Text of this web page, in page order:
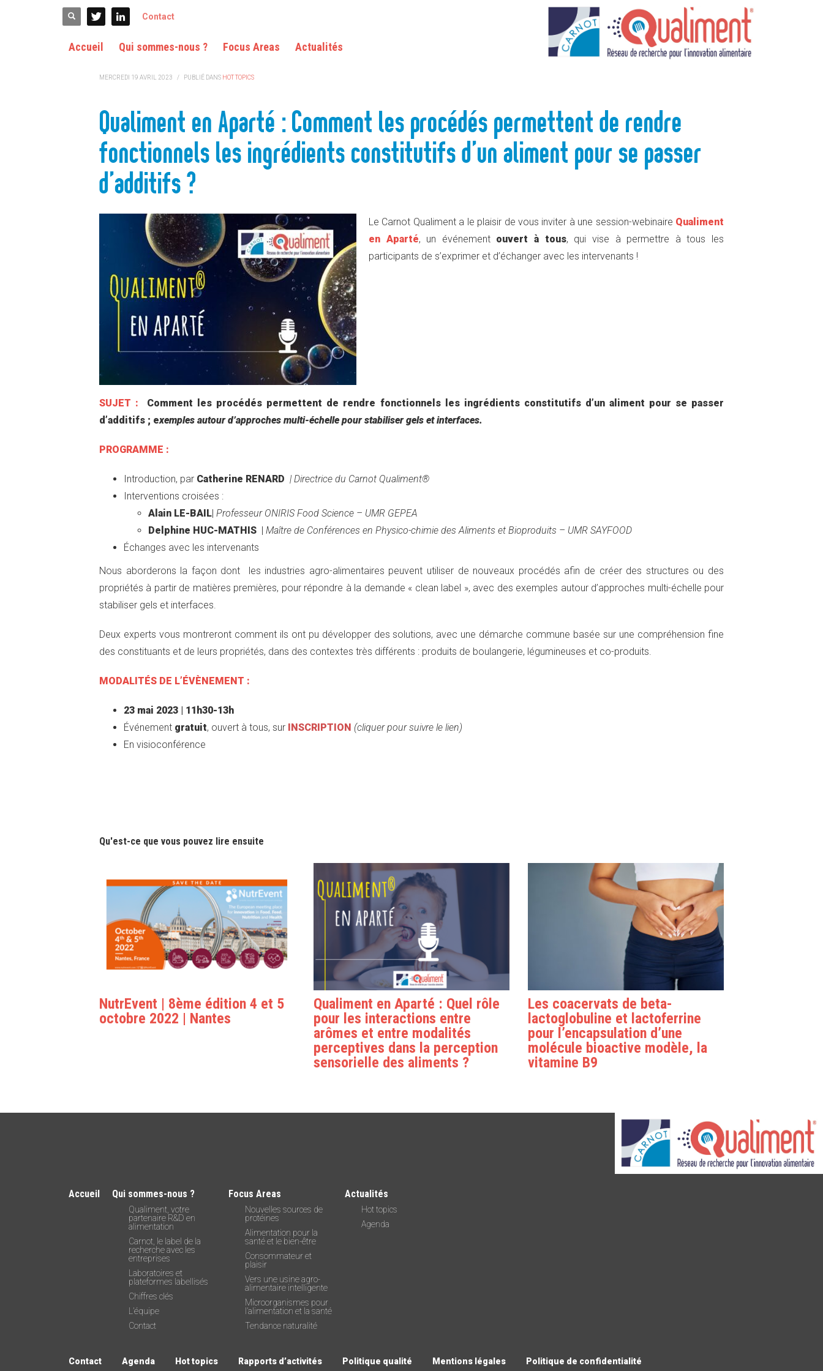
Contact
Accueil Qui sommes-nous ? Focus Areas Actualités
ACCUEIL HOT TOPICS QUALIMENT EN APARTÉ : COMMENT LES PROCÉDÉS PERMETTENT DE RENDRE FONCTIONNELS LES INGRÉDIENTS CONSTITUTIFS D’UN ALIMENT POUR SE PASSER D’ADDITIFS ?
MERCREDI 19 AVRIL 2023 / PUBLIÉ DANS HOT TOPICS
Qualiment en Aparté : Comment les procédés permettent de rendre
fonctionnels les ingrédients constitutifs d’un aliment pour se passer
d’additifs ?
Le Carnot Qualiment a le plaisir de vous inviter à une session-webinaire Qualiment
en Aparté, un événement ouvert à tous, qui vise à permettre à tous les
participants de s’exprimer et d’échanger avec les intervenants !
SUJET :
Comment les procédés permettent de rendre fonctionnels les ingrédients constitutifs d’un aliment pour se passer
d’additifs ; exemples autour d’approches multi-échelle pour stabiliser gels et interfaces.
PROGRAMME :
Introduction, par Catherine RENARD | Directrice du Carnot Qualiment®
Interventions croisées :
Alain LE-BAIL| Professeur ONIRIS Food Science – UMR GEPEA
Delphine HUC-MATHIS | Maître de Conférences en Physico-chimie des Aliments et Bioproduits – UMR SAYFOOD
Échanges avec les intervenants
Nous aborderons la façon dont les industries agro-alimentaires peuvent utiliser de nouveaux procédés afin de créer des structures ou des
propriétés à partir de matières premières, pour répondre à la demande « clean label », avec des exemples autour d’approches multi-échelle pour
stabiliser gels et interfaces.
Deux experts vous montreront comment ils ont pu développer des solutions, avec une démarche commune basée sur une compréhension fine
des constituants et de leurs propriétés, dans des contextes très différents : produits de boulangerie, légumineuses et co-produits.
MODALITÉS DE L’ÉVÈNEMENT :
23 mai 2023 | 11h30-13h
Événement gratuit, ouvert à tous, sur INSCRIPTION (cliquer pour suivre le lien)
En visioconférence
Qu'est-ce que vous pouvez lire ensuite
NutrEvent | 8ème édition 4 et 5
octobre 2022 | Nantes
Qualiment en Aparté : Quel rôle
pour les interactions entre
arômes et entre modalités
perceptives dans la perception
sensorielle des aliments ?
Les coacervats de beta-
lactoglobuline et lactoferrine
pour l’encapsulation d’une
molécule bioactive modèle, la
vitamine B9
Accueil Qui sommes-nous ?
Qualiment, votre
partenaire R&D en
alimentation
Carnot, le label de la
recherche avec les
entreprises
Laboratoires et
plateformes labellisés
Chiffres clés
L’équipe
Contact
Focus Areas
Nouvelles sources de
protéines
Alimentation pour la
santé et le bien-être
Consommateur et
plaisir
Vers une usine agro-
alimentaire intelligente
Microorganismes pour
l’alimentation et la santé
Tendance naturalité
Actualités
Hot topics
Agenda
Contact Agenda Hot topics Rapports d’activités Politique qualité Mentions légales Politique de confidentialité